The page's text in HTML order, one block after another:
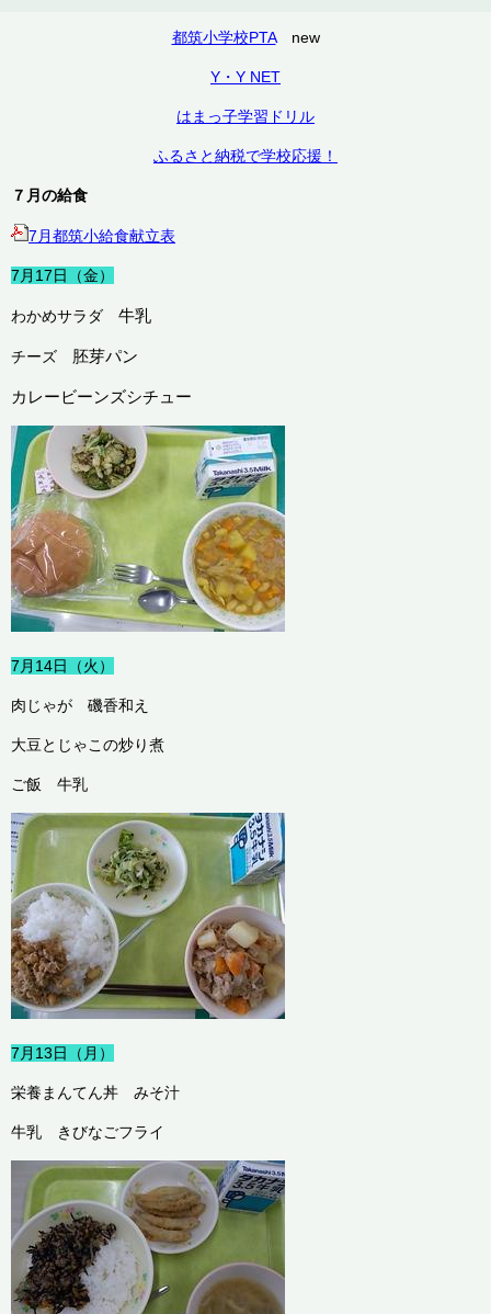
都筑小学校PTAnew
Y・Y NET
はまっ子学習ドリル
ふるさと納税で学校応援！
７月の給食
7月都筑小給食献立表
7月17日（金）
わかめサラダ 牛乳
チーズ 胚芽パン
カレービーンズシチュー
7月14日（火）
肉じゃが 磯香和え
大豆とじゃこの炒り煮
ご飯 牛乳
7月13日（月）
栄養まんてん丼 みそ汁
牛乳 きびなごフライ